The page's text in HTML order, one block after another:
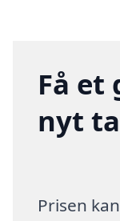
Få et
nyt
Prisen